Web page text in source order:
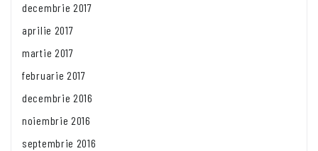
decembrie 2017
aprilie 2017
martie 2017
februarie 2017
decembrie 2016
noiembrie 2016
septembrie 2016